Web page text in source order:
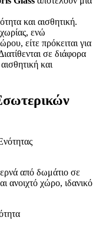
και αισθητική.
ενώ
είτε πρόκειται για
σε διάφορα
και
από δωμάτιο σε
ανοιχτό χώρο, ιδανικό